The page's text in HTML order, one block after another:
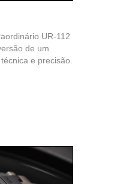
UR-112
de um
e precisão.